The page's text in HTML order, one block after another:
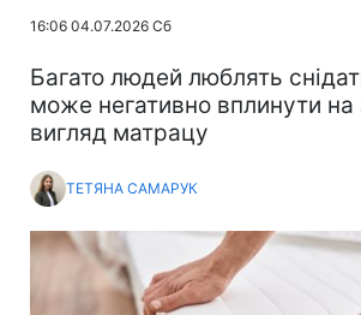
16:06 04.07.2026 Сб
Багато людей люблять
може негативно вплинути на
вигляд матрацу
ТЕТЯНА САМАРУК